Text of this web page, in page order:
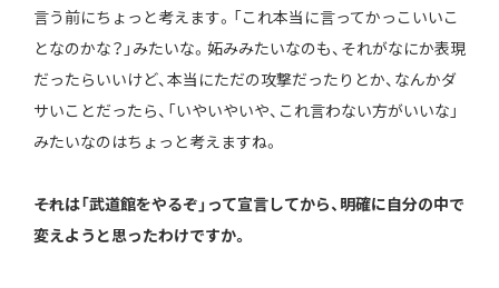
言う前にちょっと考えます。「これ本当に言ってかっこいいこ
となのかな？」みたいな。妬みみたいなのも、それがなにか表現
だったらいいけど、本当にただの攻撃だったりとか、なんかダ
サいことだったら、「いやいやいや、これ言わない方がいいな」
みたいなのはちょっと考えますね。
――それは「武道館をやるぞ」って宣言してから、明確に自分の中で
変えようと思ったわけですか。